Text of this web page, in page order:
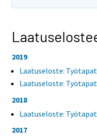
2019
Laatuseloste:
Laatuseloste:
2018
Laatuseloste:
2017